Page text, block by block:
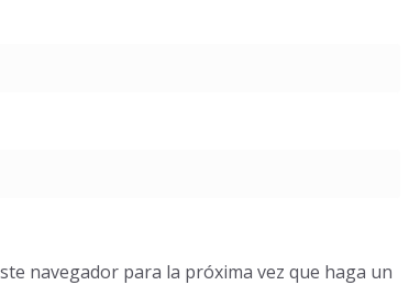
navegador para la próxima vez que haga un